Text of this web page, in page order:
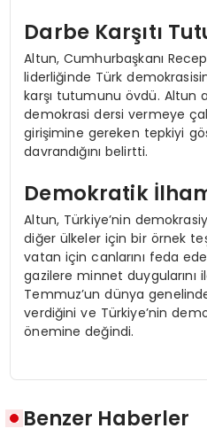
Darbe Karşıtı
Altun, Cumhurbaşkanı
liderliğinde Türk
karşı tutumunu övdü. Altun
demokrasi dersi vermeye
girişimine gereken tepkiyi
davrandığını belirtti.
Demokratik
Altun, Türkiye’nin
diğer ülkeler için bir örnek
vatan için canlarını feda
gazilere minnet duygularını
Temmuz’un dünya
verdiğini ve Türkiye’nin
önemine değindi.
Benzer Haberler